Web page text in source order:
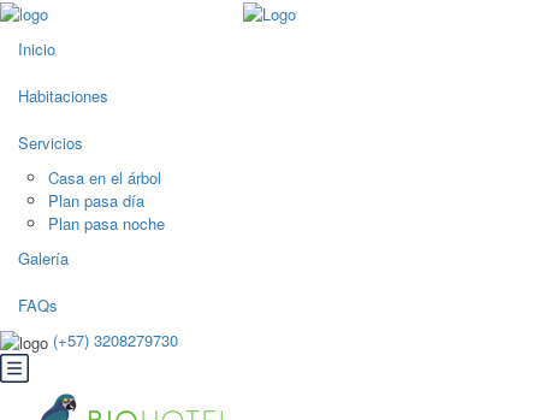
Inicio
Habitaciones
Servicios
Casa en el árbol
Plan pasa día
Plan pasa noche
Galería
FAQs
(+57) 3208279730